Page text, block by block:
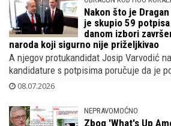
09.07.2026
OBRAČUN KOD HOO
Nakon što je Dragan
je skupio 59 potpisa
danom izbori
naroda koji sigurno nije priželjkivao
A njegov protukandidat Josip Varvodić
kandidature s potpisima poručuje da je
08.07.2026